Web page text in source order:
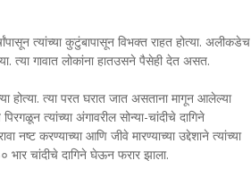
त्यांच्या कुटुंबापासून विभक्त राहत होत्या. अलीकडेच
त्या गावात लोकांना हातउसने पैसेही देत असत.
होत्या. त्या परत घरात जात असताना मागून आलेल्या
त्यांच्या अंगावरील सोन्या-चांदीचे दागिने
करण्याच्या आणि जीवे मारण्याच्या उद्देशाने त्यांच्या
चांदीचे दागिने घेऊन फरार झाला.